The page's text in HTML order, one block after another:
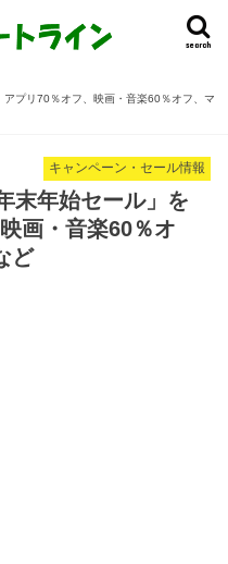
search
プリ70％オフ、映画・音楽60％オフ、マ
キャンペーン・セール情報
末年始セール」を
画・音楽60％オ
ど